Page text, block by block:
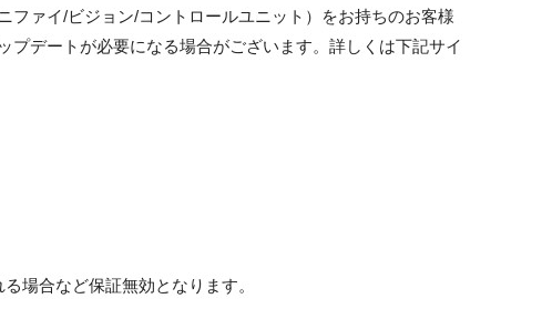
ファイ/ビジョン/コントロールユニット）をお持ちのお客様
デートが必要になる場合がございます。詳しくは下記サイ
場合など保証無効となります。